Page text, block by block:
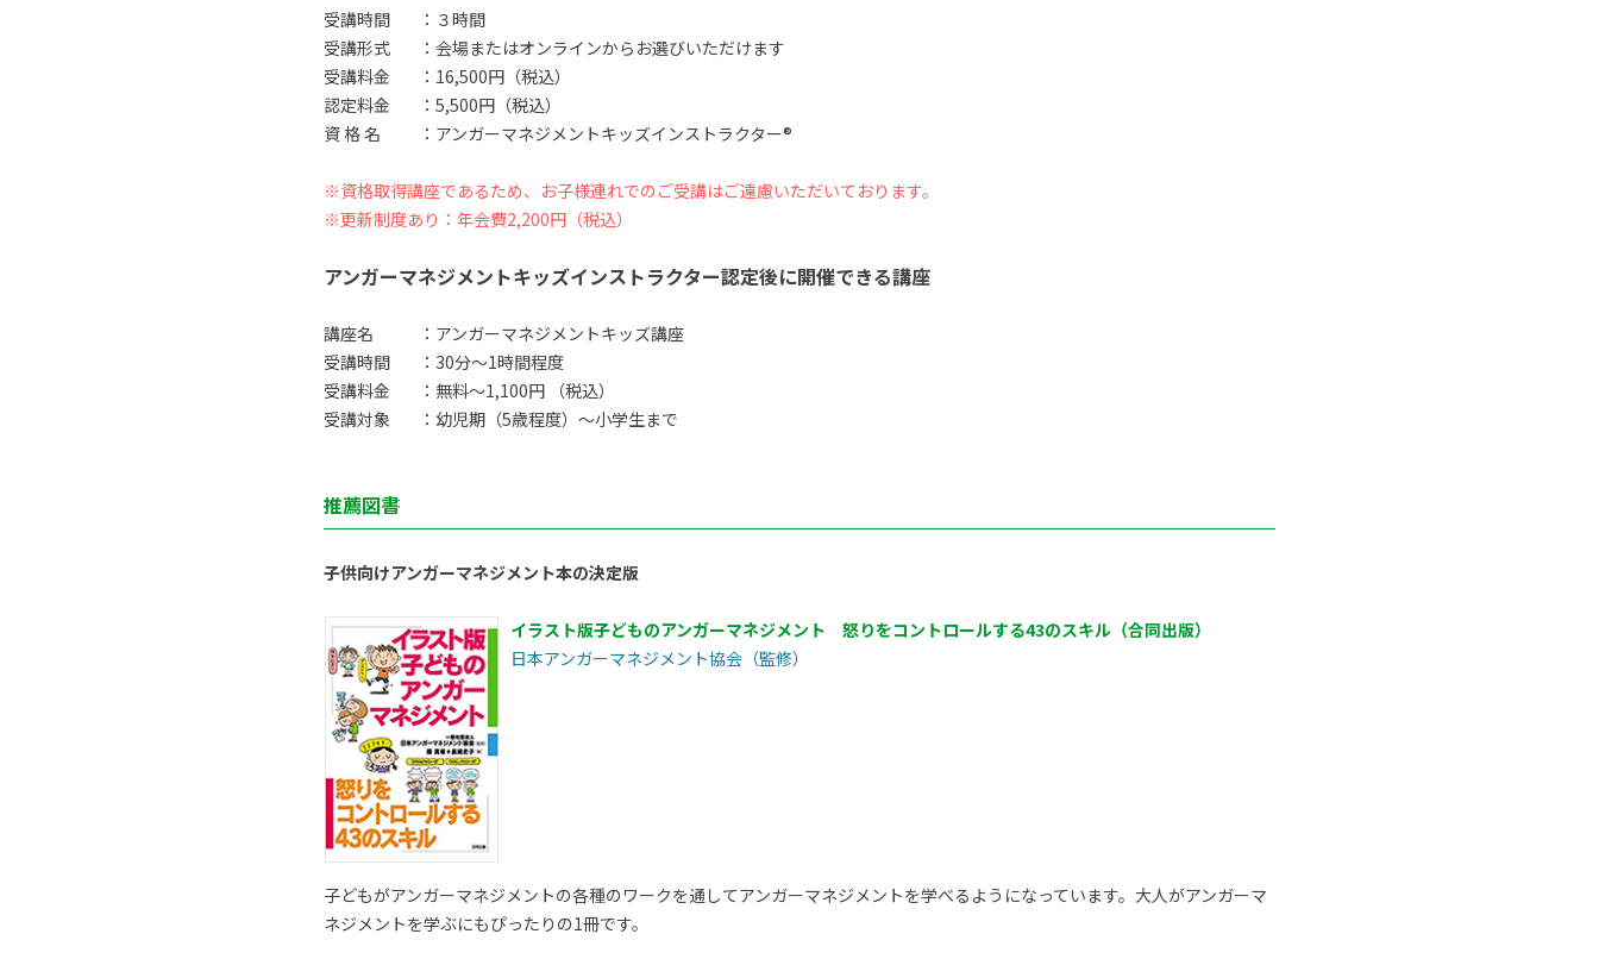
受講時間
：３時間
受講形式
：会場またはオンラインからお選びいただけます
受講料金
：16,500円（税込）
認定料金
：5,500円（税込）
資 格 名
：アンガーマネジメントキッズインストラクター®
※資格取得講座であるため、お子様連れでのご受講はご遠慮いただいております。
※更新制度あり：年会費2,200円（税込）
アンガーマネジメントキッズインストラクター認定後に開催できる講座
講座名
：アンガーマネジメントキッズ講座
受講時間
：30分〜1時間程度
受講料金
：無料〜1,100円 （税込）
受講対象
：幼児期（5歳程度）〜小学生まで
推薦図書
子供向けアンガーマネジメント本の決定版
イラスト版子どものアンガーマネジメント 怒りをコントロールする43のスキル（合同出版）
日本アンガーマネジメント協会（監修）
子どもがアンガーマネジメントの各種のワークを通してアンガーマネジメントを学べるようになっています。大人がアンガーマ
ネジメントを学ぶにもぴったりの1冊です。